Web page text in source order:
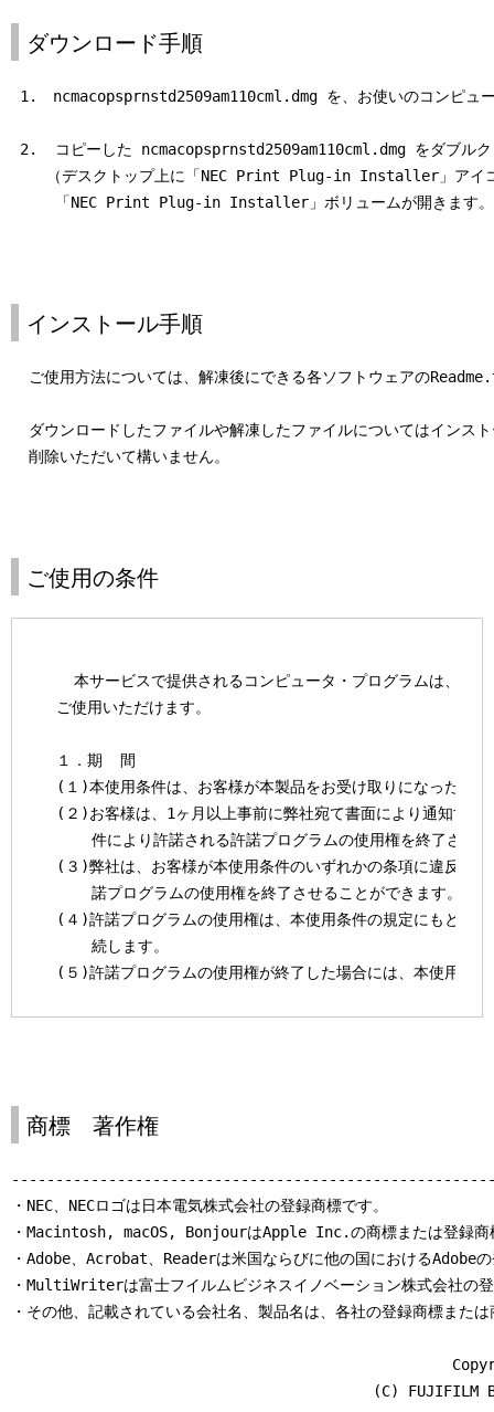
ダウンロード手順
1.　ncmacopsprnstd2509am110cml.dmg を、お使いのコンピュ
2.  コピーした ncmacopsprnstd2509am110cml.dmg をダブルク
（デスクトップ上に「NEC Print Plug-in Installer」アイ
「NEC Print Plug-in Installer」ボリュームが開きます
インストール手順
ご使用方法については、解凍後にできる各ソフトウェアの
ダウンロードしたファイルや解凍したファイルについてはインス
ご使用の条件
本サービスで提供されるコンピュータ・プログラムは、以
  ご使用いただけます。
  １．期  間
(１)本使用条件は、お客様が本製品をお受け取りになった日
(２)お客様は、1ヶ月以上事前に弊社宛て書面により通知する
件により許諾される許諾プログラムの使用権を終了させ
(３)弊社は、お客様が本使用条件のいずれかの条項に違反さ
      諾プログラムの使用権を終了させることができます。
(４)許諾プログラムの使用権は、本使用条件の規定にもとづ
      続します。
(５)許諾プログラムの使用権が終了した場合には、本使用条
「ホスト・コンピュータ」といいます。）においてのみ
(２)お客様は、日本国内においてのみ許諾プログラムを使用
  ３．著作権表示、複製等
(１)お客様は、前条第１項にもとづき許諾プログラムを使用
ピュータの台数と同じ部数まで許諾プログラムを複製す
(２)前項のほか、お客様は、滅失、毀損等に備える目的での
(３)お客様は、許諾プログラムの全ての複製物に、許諾プロ
      作権表示およびその他の権利表示を付すものとします。
商標 著作権
・NEC、NECロゴは日本電気株式会社の登録商標です。
・Macintosh, macOS, BonjourはApple Inc.の商標または登録商
・Adobe、Acrobat、Readerは米国ならびに他の国におけるAdobe
・MultiWriterは富士フイルムビジネスイノベーション株式会社の
・その他、記載されている会社名、製品名は、各社の登録商標また
(C) FUJIFILM